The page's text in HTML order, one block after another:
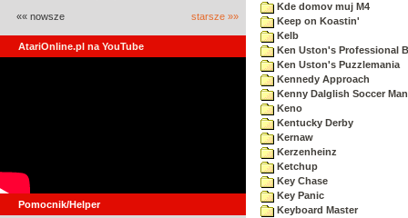
«« nowsze starsze »»
AtariOnline.pl na YouTube
Pomocnik/Helper
Kde domov muj M4
Keep on Koastin'
Kelb
Ken Uston's Professional
Ken Uston's Puzzlemania
Kennedy Approach
Kenny Dalglish Soccer
Keno
Kentucky Derby
Kernaw
Kerzenheinz
Ketchup
Key Chase
Key Panic
Keyboard Master